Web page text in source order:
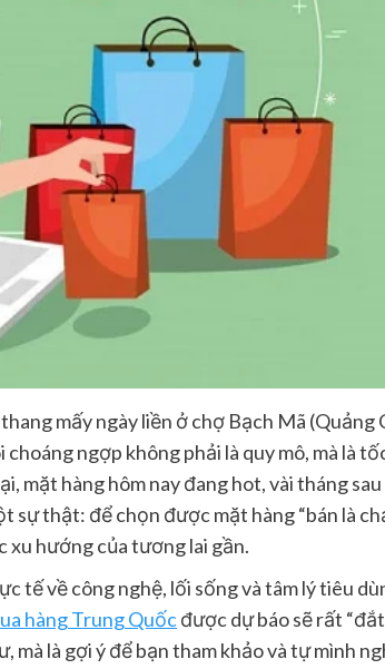
mấy ngày liền ở chợ Bạch Mã
ngợp không phải là quy mô, mà là
mặt hàng hôm nay đang hot, vài tháng
sự thật: để chọn được mặt hàng “bán là
xu hướng của tương lai gần.
tế về công nghệ, lối sống và tâm lý tiêu
hàng Trung Quốcđược dự báo sẽ rất
mà là gợi ý để bạn tham khảo và tự mình